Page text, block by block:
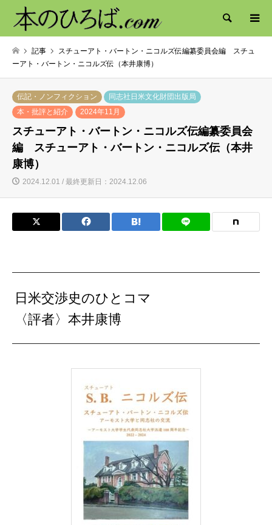
検索
記事
スチューアト・バートン・ニコルズ伝編纂委員会編 スチュ
ーアト・バートン・ニコルズ伝（本井康博）
伝記・ノンフィクション
同志社日米文化財団出版局
本・批評と紹介
2024年11月
スチューアト・バートン・ニコルズ伝編纂委員会
編 スチューアト・バートン・ニコルズ伝（本井
康博）
2024.12.01 / 最終更新日：2024.12.06
日米交渉史のひとコマ
〈評者〉本井康博